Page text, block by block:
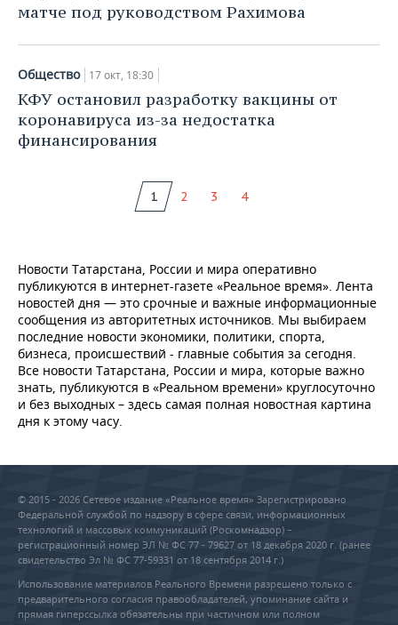
матче под руководством Рахимова
Общество 17 окт, 18:30
КФУ остановил разработку вакцины от
коронавируса из-за недостатка
финансирования
1 2 3 4
Новости Татарстана, России и мира оперативно
публикуются в интернет-газете «Реальное время». Лента
новостей дня — это срочные и важные информационные
сообщения из авторитетных источников. Мы выбираем
последние новости экономики, политики, спорта,
бизнеса, происшествий - главные события за сегодня.
Все новости Татарстана, России и мира, которые важно
знать, публикуются в «Реальном времени» круглосуточно
и без выходных – здесь самая полная новостная картина
дня к этому часу.
© 2015 - 2026 Сетевое издание «Реальное время» Зарегистрировано
Федеральной службой по надзору в сфере связи, информационных
технологий и массовых коммуникаций (Роскомнадзор) –
регистрационный номер ЭЛ № ФС 77 - 79627 от 18 декабря 2020 г. (ранее
свидетельство Эл № ФС 77-59331 от 18 сентября 2014 г.)
Использование материалов Реального Времени разрешено только с
предварительного согласия правообладателей, упоминание сайта и
прямая гиперссылка обязательны при частичном или полном